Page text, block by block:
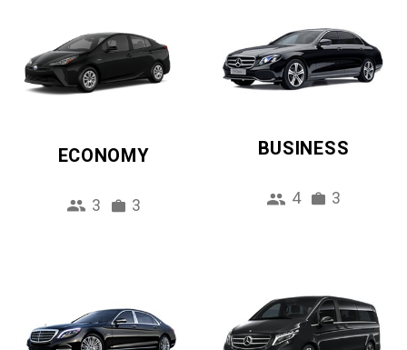
ECONOMY
3 3
BUSINESS
4 3